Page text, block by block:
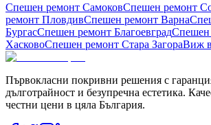
Спешен ремонт СамоковСпешен ремонт
ремонт ПловдивСпешен ремонт Варна
БургасСпешен ремонт БлагоевградСпешен
ХасковоСпешен ремонт Стара ЗагораВиж
Първокласни покривни решения с
дълготрайност и безупречна естетика.
честни цени в цяла България.